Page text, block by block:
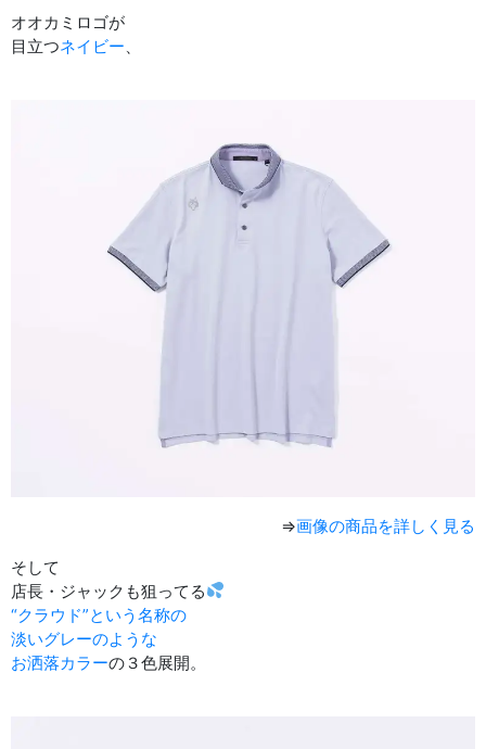
オオカミロゴが
目立つネイビー
⇒画像の商品を詳しく見る
そして
店長・ジャックも狙ってる
“クラウド”という名称の
淡いグレーのような
お洒落カラーの３色展開。